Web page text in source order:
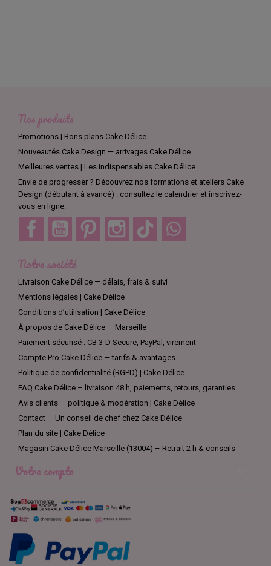
Nos produits
Promotions | Bons plans Cake Délice
Nouveautés Cake Design — arrivages Cake Délice
Meilleures ventes | Les indispensables Cake Délice
Envie de progresser ? Découvrez nos formations et ateliers Cake
Design (débutant à avancé) : consultez le calendrier et inscrivez-
vous en ligne.
Facebook YouTube Pinterest Instagram TikTok
Notre société
Livraison Cake Délice — délais, frais & suivi
Mentions légales | Cake Délice
Conditions d’utilisation | Cake Délice
À propos de Cake Délice — Marseille
Paiement sécurisé : CB 3-D Secure, PayPal, virement
Compte Pro Cake Délice — tarifs & avantages
Politique de confidentialité (RGPD) | Cake Délice
FAQ Cake Délice – livraison 48 h, paiements, retours, garanties
Avis clients — politique & modération | Cake Délice
Contact — Un conseil de chef chez Cake Délice
Plan du site | Cake Délice
Magasin Cake Délice Marseille (13004) – Retrait 2 h & conseils
Votre compte